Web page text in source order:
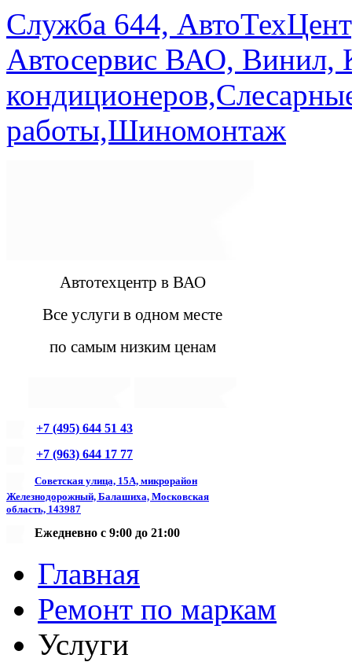
Служба 644,
Автосервис ВАО, Винил,
работы,Шиномонтаж
Автотехцентр в ВАО
Все услуги в одном месте
по самым низким ценам
+7 (495) 644 51 43
+7 (963) 644 17 77
Советская улица, 15А, микрорайон
Железнодорожный, Балашиха, Московская
область, 143987
Ежедневно с 9:00 до 21:00
Главная
Ремонт по маркам
Услуги